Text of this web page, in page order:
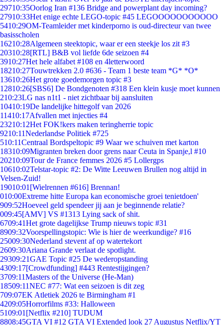
29710:35Oorlog Iran #136 Bridge and powerplant day incoming?
27910:33Het enige echte LEGO-topic #45 LEGOOOOOOOOOOO
5410:29OM-Teamleider met kinderporno is oud-directeur van twee
basisscholen
16210:28Algemeen steektopic, waar er een steekje los zit #3
20310:28[RTL] B&B vol liefde 6de seizoen #4
3910:27Het hele alfabet #108 en 4letterwoord
18210:27Touwtrekken 2.0 #636 - Team 1 beste team *G* *O*
13610:26Het grote goedemorgen topic #3
12810:26[SBS6] De Bondgenoten #318 Een klein kusje moet kunnen
210:23LG nas n1t1 - niet zichtbaar bij aansluiten
10410:19De landelijke hittegolf van 2026
11410:17Afvallen met injecties #4
23210:12Het FOK!kers maken teringherrie topic
9210:11Nederlandse Politiek #725
510:11Centraal Bordspeltopic #9 Waar we schuiven met karton
18310:09Migranten breken door grens naar Ceuta in Spanje,l #10
20210:09Tour de France femmes 2026 #5 Lollergps
10610:02Telstar-topic #2: De Witte Leeuwen Brullen nog altijd in
Velsen-Zuid!
19010:01 [Wielrennen #616] Brennan!
010:00Extreme hitte Europa kan economische groei tenietdoen'
909:52Hoeveel geld spendeer jij aan je beginnende relatie?
009:45[AMV] VS #1313 Lying sack of shit.
6709:41Het grote dagelijkse Trump nieuws topic #31
8909:32Voorspellingstopic: Wie is hier de weerkundige? #16
25009:30Nederland stevent af op watertekort
2609:30Ariana Grande verlaat de spotlight.
29309:21GAE Topic #25 De wederopstanding
4309:17[Crowdfunding] #443 Rentestijgingen?
3709:11Masters of the Universe (He-Man)
18509:11NEC #77: Wat een seizoen is dit zeg
709:07EK Atletiek 2026 te Birmingham #1
4209:05Horrorfilms #33: Halloween
5109:01 [Netflix #210] TUDUM
8808:45GTA VI #12 GTA VI Extended look 27 Augustus Netflix/YT